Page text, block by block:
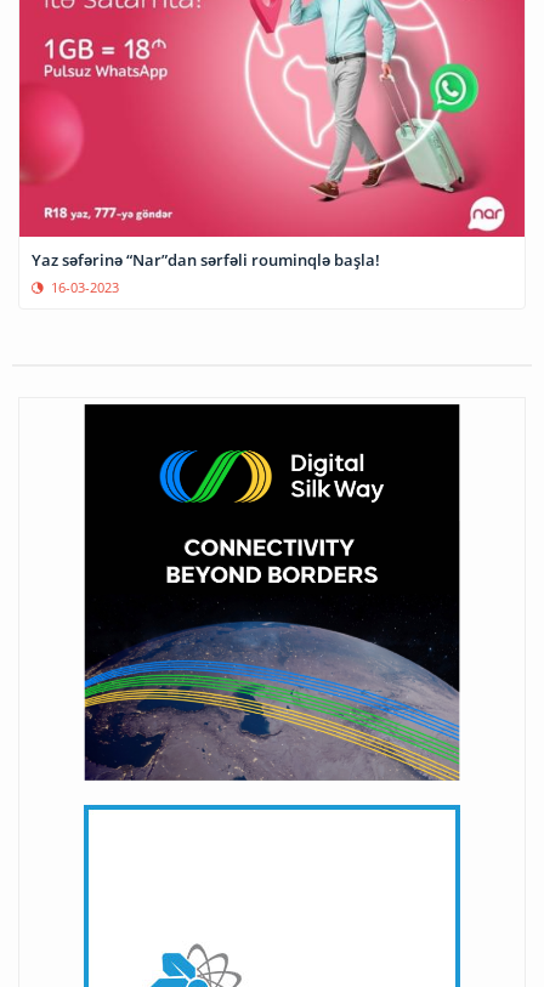
Yaz səfərinə “Nar”dan sərfəli rouminqlə başla!
16-03-2023